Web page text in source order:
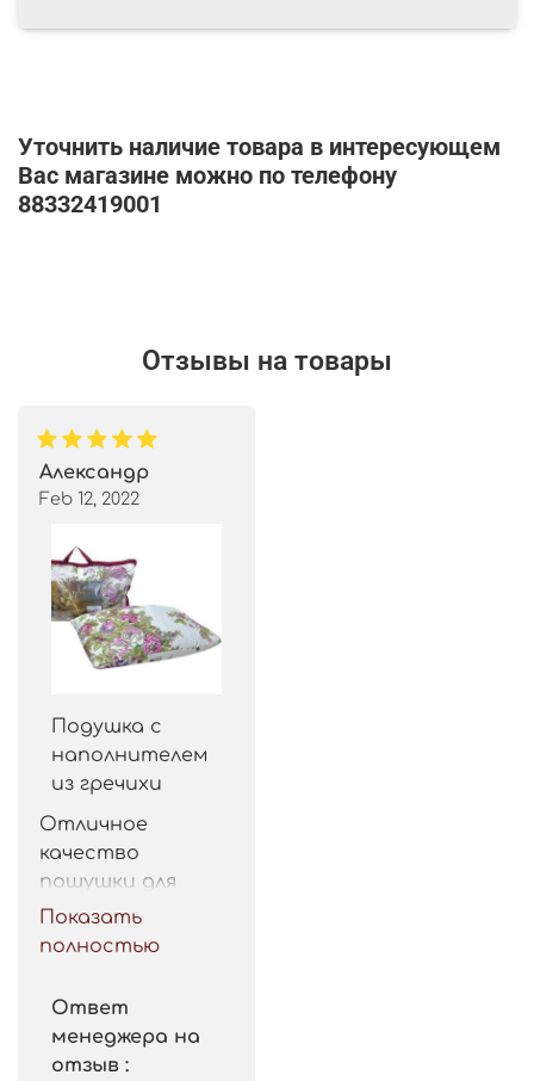
Уточнить наличие товара в интересующем
Вас магазине можно по телефону
88332419001
Отзывы на товары
Александр
Feb 12, 2022
Подушка с
наполнителем
из гречихи
Отличное
качество
пошушки для
такой цены.
Рекомендую.
Показать
полностью
Ответ
менеджера на
отзыв :